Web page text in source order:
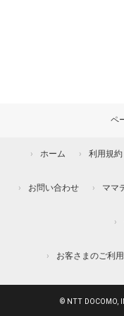
ペ
ホーム 利用規約
お問い合わせ ママ
お客さまのご利
© NTT DOCOMO,